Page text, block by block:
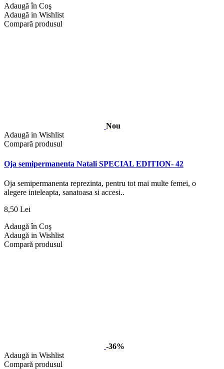
Adaugă în Coş
Adaugă in Wishlist
Compară produsul
Nou
Adaugă in Wishlist
Compară produsul
Oja semipermanenta Natali SPECIAL EDITION- 42
Oja semipermanenta reprezinta, pentru tot mai multe femei, o
alegere inteleapta, sanatoasa si accesi..
8,50 Lei
Adaugă în Coş
Adaugă in Wishlist
Compară produsul
-36%
Adaugă in Wishlist
Compară produsul